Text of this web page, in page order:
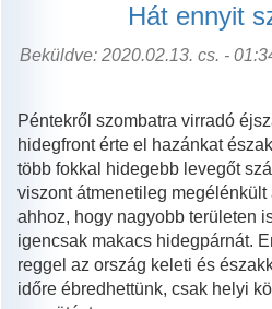
idő
tartalommal
Hát ennyit
Beküldve: 2020.02.13. cs. -
Péntekről szombatra virradó
hidegfront érte el hazánkat
több fokkal hidegebb levegőt
viszont átmenetileg
ahhoz, hogy nagyobb területen
igencsak makacs hidegpárnát.
reggel az ország keleti és
időre ébredhettünk, csak helyi